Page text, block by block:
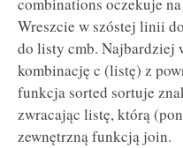
combinations oczekuje
Wreszcie w szóstej linii
do listy cmb. Najbardziej
kombinację c (listę) z
funkcja sorted sortuje
zwracając listę, którą
zewnętrzną funkcją join.